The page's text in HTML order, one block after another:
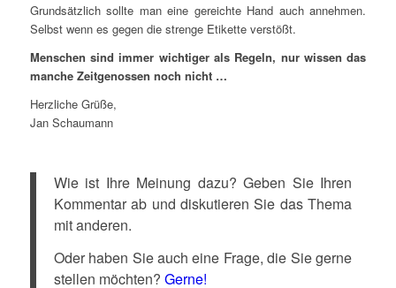
Grundsätzlich sollte man eine gereichte Hand auch annehmen.
Selbst wenn es gegen die strenge Etikette verstößt.
Menschen sind immer wichtiger als Regeln, nur wissen das
manche Zeitgenossen noch nicht …
Herzliche Grüße,
Jan Schaumann
Wie ist Ihre Meinung dazu? Geben Sie Ihren
Kommentar ab und diskutieren Sie das Thema
mit anderen.
Oder haben Sie auch eine Frage, die Sie gerne
stellen möchten? Gerne!